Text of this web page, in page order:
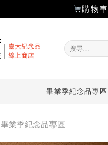
購物
搜
尋
畢業季紀念品專區
畢業季紀念品專區